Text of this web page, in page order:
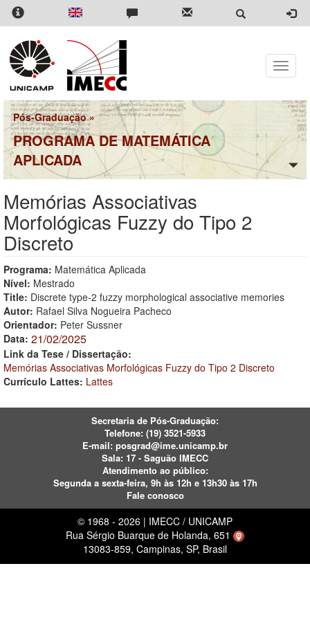
Pular
para
conteúdo
principal
Toggle
Pós-Graduação»
PROGRAMA DE MATEMÁTICA
APLICADA
Memórias Associativas
Morfológicas Fuzzy do Tipo 2
Discreto
Programa: Matemática Aplicada
Nível: Mestrado
Title: Discrete type-2 fuzzy morphological associative memories
Autor: Rafael Silva Nogueira Pacheco
Orientador: Peter Sussner
Data: 21/02/2025
Link da Tese / Dissertação:
Memórias Associativas Morfológicas Fuzzy do Tipo 2 Discreto
Currículo Lattes: Lattes
Secretaria de Pós-Graduação:
Telefone: (19) 3521-5933
E-mail: posgrad@ime.unicamp.br
Sala: 17 - Saguão IMECC
Atendimento ao público:
Segunda a sexta-feira, 9h às 12h e 13h30 às 17h
Fale conosco
© 1968 - 2026 | IMECC / UNICAMP
Rua Sérgio Buarque de Holanda, 651
13083-859, Campinas, SP, Brasil